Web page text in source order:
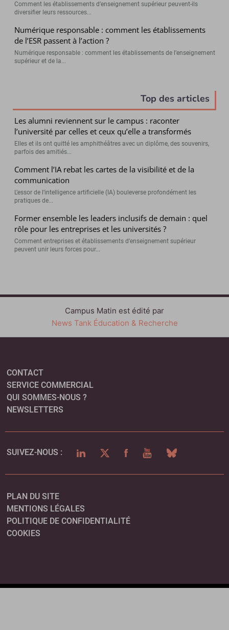
Comment les établissements d’enseignement supérieur peuvent-ils
diversifier leurs ressources...
Numérique responsable : comment les établissements
de l’ESR passent à l’action ?
Numérique responsable : comment les établissements de l’enseignement
supérieur et de la...
Top des articles
Les alumni reviennent sur le campus : raconter
l’université par celles et ceux qu’elle a transformés
Elles et ils ont quitté les amphithéâtres avec un diplôme, des souvenirs,
parfois des amitiés...
Comment l’IA rebat les cartes de la visibilité et de la
communication
L’essor de l’intelligence artificielle (IA) bouleverse profondément les
pratiques de...
Former ensemble les leaders inclusifs de demain : quel
rôle pour les entreprises et les universités ?
Comment entreprises et établissements d’enseignement supérieur
peuvent unir leurs forces pour...
Campus Matin est édité par
News Tank Éducation & Recherche
CONTACT
SERVICE COMMERCIAL
QUI SOMMES-NOUS ?
NEWSLETTERS
SUIVEZ-NOUS : LINKEDINTWITTERFACEBOOKYOUTUBEBLUESKY
PLAN DU SITE
MENTIONS LÉGALES
POLITIQUE DE CONFIDENTIALITÉ
COOKIES